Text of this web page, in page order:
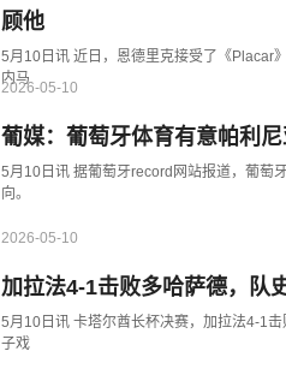
顾他
5月10日讯 近日，恩德里克接受了《Placar
内马
2026-05-10
葡媒：葡萄牙体育有意帕利
5月10日讯 据葡萄牙record网站报道，葡萄
向。
2026-05-10
加拉法4-1击败多哈萨德，队
5月10日讯 卡塔尔酋长杯决赛，加拉法4-1
子戏